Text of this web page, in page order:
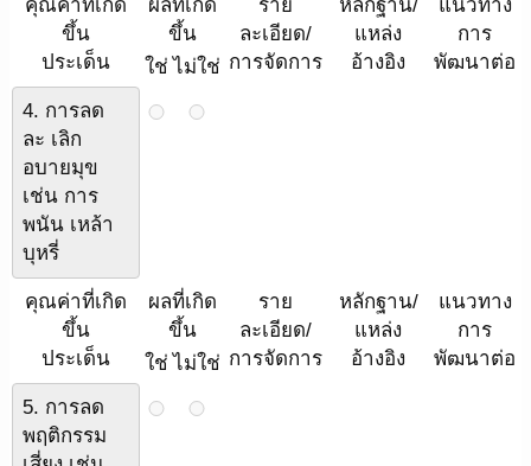
คุณค่าที่เกิด
ขึ้น
ประเด็น
ผลที่เกิด
ขึ้น
ราย
ละเอียด/
การจัดการ
หลักฐาน/
แหล่ง
อ้างอิง
แนวทาง
การ
พัฒนาต่อ
ใช่ ไม่ใช่
4. การลด
ละ เลิก
อบายมุข
เช่น การ
พนัน เหล้า
บุหรี่
คุณค่าที่เกิด
ขึ้น
ประเด็น
ผลที่เกิด
ขึ้น
ราย
ละเอียด/
การจัดการ
หลักฐาน/
แหล่ง
อ้างอิง
แนวทาง
การ
พัฒนาต่อ
ใช่ ไม่ใช่
5. การลด
พฤติกรรม